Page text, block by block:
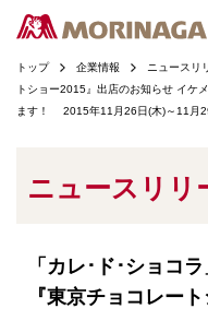
トップ 企業情報 ニュースリ
トショー2015』出店のお知らせ イケ
ます！ 2015年11月26日(木)～11月
ニュースリリ
「カレ･ド･ショコ
『東京チョコレー